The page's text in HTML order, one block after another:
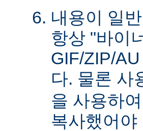
내용이 일
항상 "바이
GIF/ZIP/
다. 물론 사
을 사용하
복사했어야